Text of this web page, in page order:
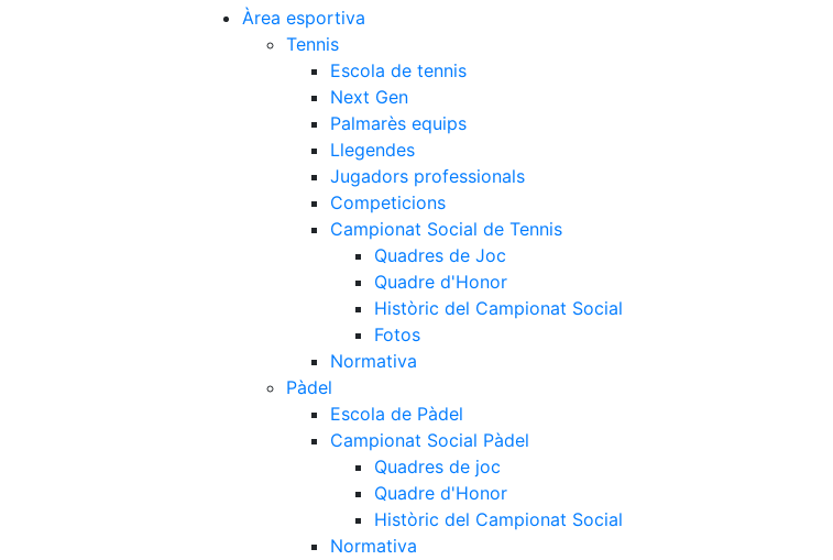
Àrea esportiva
Tennis
Escola de tennis
Next Gen
Palmarès equips
Llegendes
Jugadors professionals
Competicions
Campionat Social de Tennis
Quadres de Joc
Quadre d'Honor
Històric del Campionat Social
Fotos
Normativa
Pàdel
Escola de Pàdel
Campionat Social Pàdel
Quadres de joc
Quadre d'Honor
Històric del Campionat Social
Normativa